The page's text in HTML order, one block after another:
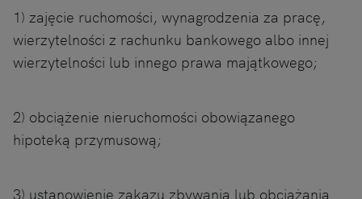
1) zajęcie ruchomości, wynagrodzenia za pracę,
wierzytelności z rachunku bankowego albo innej
wierzytelności lub innego prawa majątkowego;
2) obciążenie nieruchomości obowiązanego
hipoteką przymusową;
3) ustanowienie zakazu zbywania lub obciążania